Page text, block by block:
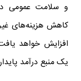
و سلامت عمومی
کاهش هزینه‌های
یک منبع درآمد